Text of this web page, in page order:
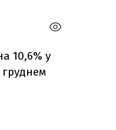
10,6% у
груднем